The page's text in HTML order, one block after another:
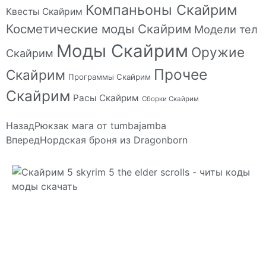
Квесты Скайрим Компаньоны Скайрим
Косметические моды Скайрим Модели тел
Скайрим Моды Скайрим Оружие
Скайрим Программы Скайрим Прочее
Скайрим Расы Скайрим Сборки Скайрим
НазадРюкзак мага от tumbajamba
ВпередНордская броня из Dragonborn